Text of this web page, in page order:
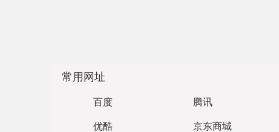
常用网址
百度 腾讯
优酷 京东商城